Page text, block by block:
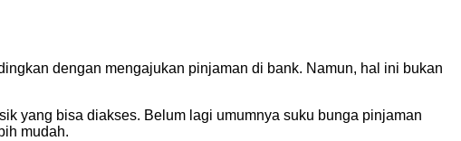
dengan mengajukan pinjaman di bank. Namun, hal ini bukan
yang bisa diakses. Belum lagi umumnya suku bunga pinjaman
mudah.